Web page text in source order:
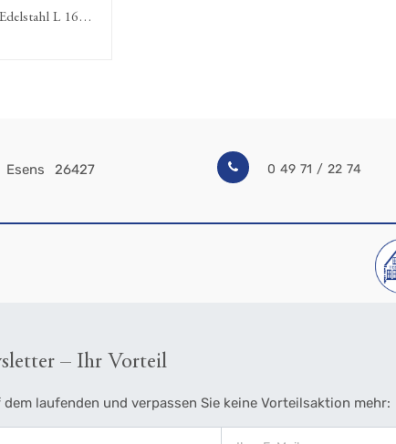
L 16
Esens
26427
0 49 71 / 22 74
– Ihr Vorteil
dem laufenden und verpassen Sie keine Vorteilsaktion mehr: